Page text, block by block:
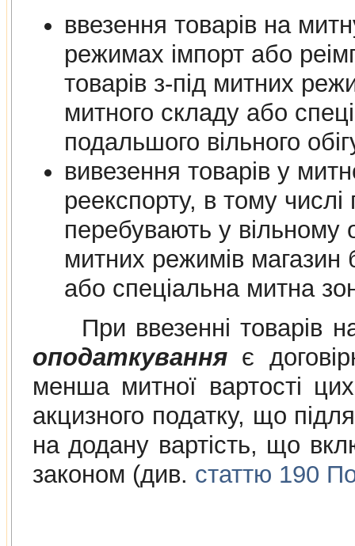
ввезення товарів на митну
режимах імпорт або реімпорт,
товарів з-під митних режимів
митного складу або спеціальної митної зони для їх
подальшого
вивезення товарів у
реекспорту, в тому числі
перебувають у вільному обігу
митних режимів магазин безмитної
або спеціальна митна
При ввезенні товарів
оподаткуванняє
менша митної вартості
акцизного податку, що
на додану вартість, що
законом (див. статтю 190